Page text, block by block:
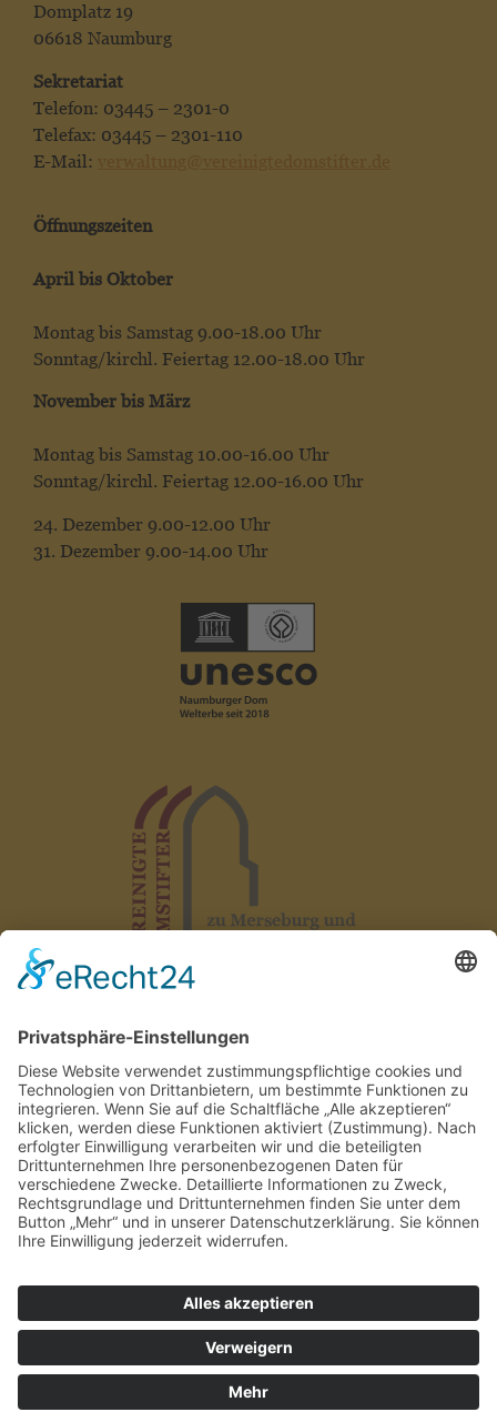
Domplatz 19
06618 Naumburg
Sekretariat
Telefon: 03445 – 2301-0
Telefax: 03445 – 2301-110
E-Mail:
Öffnungszeiten
April bis Oktober
Montag bis Samstag 9.00-18.00 Uhr
Sonntag/kirchl. Feiertag 12.00-18.00 Uhr
November bis März
Montag bis Samstag 10.00-16.00 Uhr
Sonntag/kirchl. Feiertag 12.00-16.00 Uhr
24. Dezember 9.00-12.00 Uhr
31. Dezember 9.00-14.00 Uhr
Impressum|Datenschutz|Erklärung zur Barrierefreiheit
Design by TRANSMEDIAL